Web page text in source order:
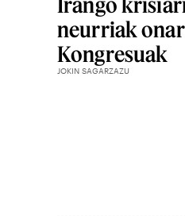
neurriak
Kongresuak
JOKIN SAGARZAZU